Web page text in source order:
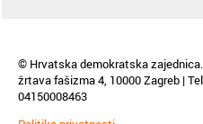
© Hrvatska demokratska
žrtava fašizma 4, 10000 Zagreb |
04150008463